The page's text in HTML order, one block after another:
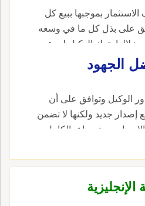
بموجبها ببيع كل
على بذل كل ما في وسعه
يترك الوكيل لجهة
مخاطر التسويق. ويتم أحياناً
الجديدة من خلال مصرف
ثم يوزعها على
أو بيعها بربح إلى
وتعرف عملية شراء كل
الجهود
الوكيل وتوافق على أن
إصدار جديد ولكنها لا تضمن
سوف يباع بالكامل ،
الإنجليزية